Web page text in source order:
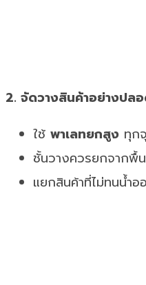
2. จัดวางสินค้าอย่างปล
ใช้ พาเลทยกสูง ทุก
ชั้นวางควรยกจากพื้
แยกสินค้าที่ไม่ทนน้ำ